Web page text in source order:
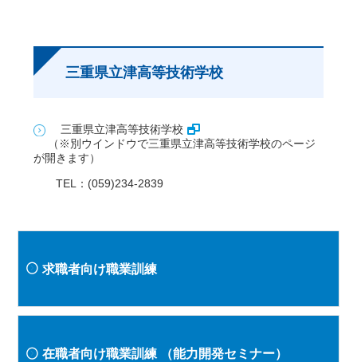
三重県立津高等技術学校
三重県立津高等技術学校
（※別ウインドウで三重県立津高等技術学校のページ
が開きます）
TEL：(059)234-2839
求職者向け職業訓練
在職者向け職業訓練 （能力開発セミナー）